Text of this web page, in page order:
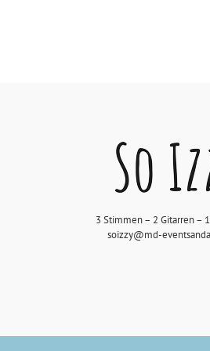
3 Stimmen – 2 Gitarren –
soizzy@md-